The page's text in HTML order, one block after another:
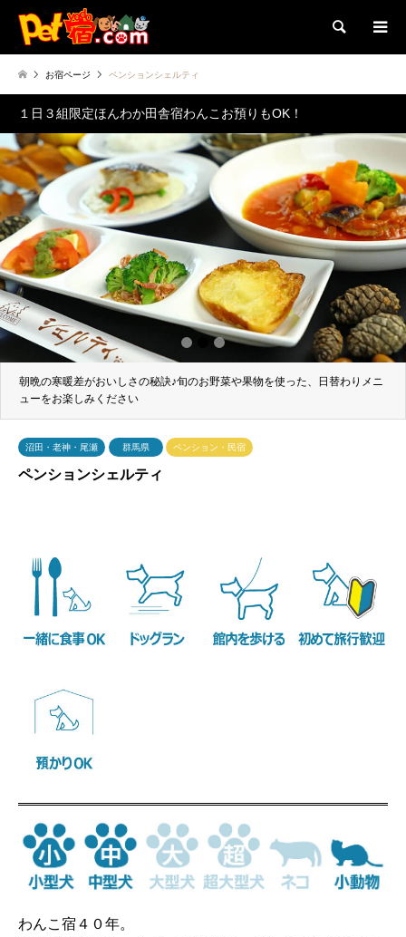
検索
お宿ページ ペンションシェルティ
１日３組限定ほんわか田舎宿わんこお預りもOK！
朝晩の寒暖差がおいしさの秘訣♪旬のお野菜や果物を使った、日替わりメニ
ューをお楽しみください
1 2 3
沼田・老神・尾瀬 群馬県 ペンション・民宿
ペンションシェルティ
わんこ宿４０年。